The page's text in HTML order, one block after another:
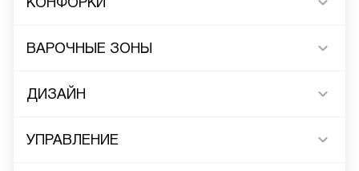
ВАРОЧНЫЕ ЗОНЫ
ДИЗАЙН
УПРАВЛЕНИЕ